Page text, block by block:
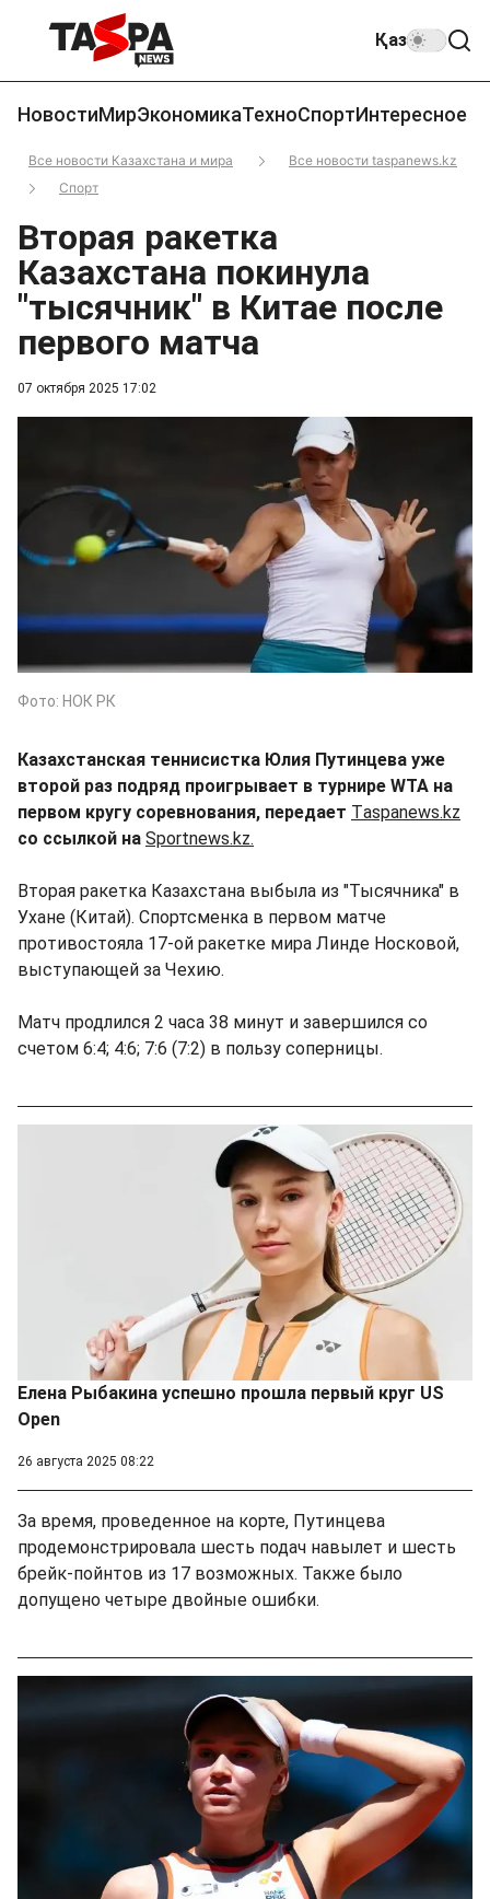
Қаз
НовостиМирЭкономикаТехноСпортИнтересное
Все новости Казахстана и мира
Все новости taspanews.kz
Спорт
07 октября 2025 17:02
Вторая ракетка
Казахстана покинула
"тысячник" в Китае после
первого матча
Фото: НОК РК
Казахстанская теннисистка Юлия Путинцева уже
второй раз подряд проигрывает в турнире WTA на
первом кругу соревнования, передает Тaspanews.kz
со ссылкой на Sportnews.kz.
Вторая ракетка Казахстана выбыла из "Тысячника" в
Ухане (Китай). Спортсменка в первом матче
противостояла 17-ой ракетке мира Линде Носковой,
выступающей за Чехию.
Матч продлился 2 часа 38 минут и завершился со
счетом 6:4; 4:6; 7:6 (7:2) в пользу соперницы.
Елена Рыбакина успешно прошла первый круг US
Open
26 августа 2025 08:22
За время, проведенное на корте, Путинцева
продемонстрировала шесть подач навылет и шесть
брейк-пойнтов из 17 возможных. Также было
допущено четыре двойные ошибки.